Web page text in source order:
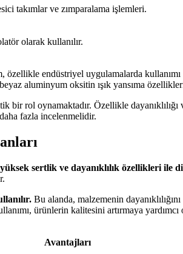
takımlar ve zımparalama işlemleri.
olarak kullanılır.
endüstriyel uygulamalarda
aluminyum oksitin ışık yansıma
rol oynamaktadır. Özellikle dayanıklılığı
fazla incelenmelidir.
sertlik ve dayanıklılık özellikleri ile
Bu alanda, malzemenin
ürünlerin kalitesini artırmaya yardımcı
Avantajları